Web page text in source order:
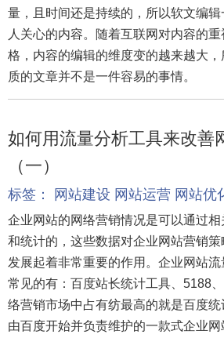
量，且时间还是持续的，所以软文编
人关心的内容。随着互联网对内容的
格，内容的编辑的维度变的越来越大
质的文章并不是一件容易的事情。
如何用流量分析工具来改善
（一）
标签： 网站建设 网站运营 网站优
企业网站的网络营销情况是可以通过
和统计的，这些数据对企业网站营销
发展起着非常重要的作用。企业网站流
常见的有：百度站长统计工具、5188
络营销市场中占有纺最高的就是百度
由百度开始并负责维护的一款式企业